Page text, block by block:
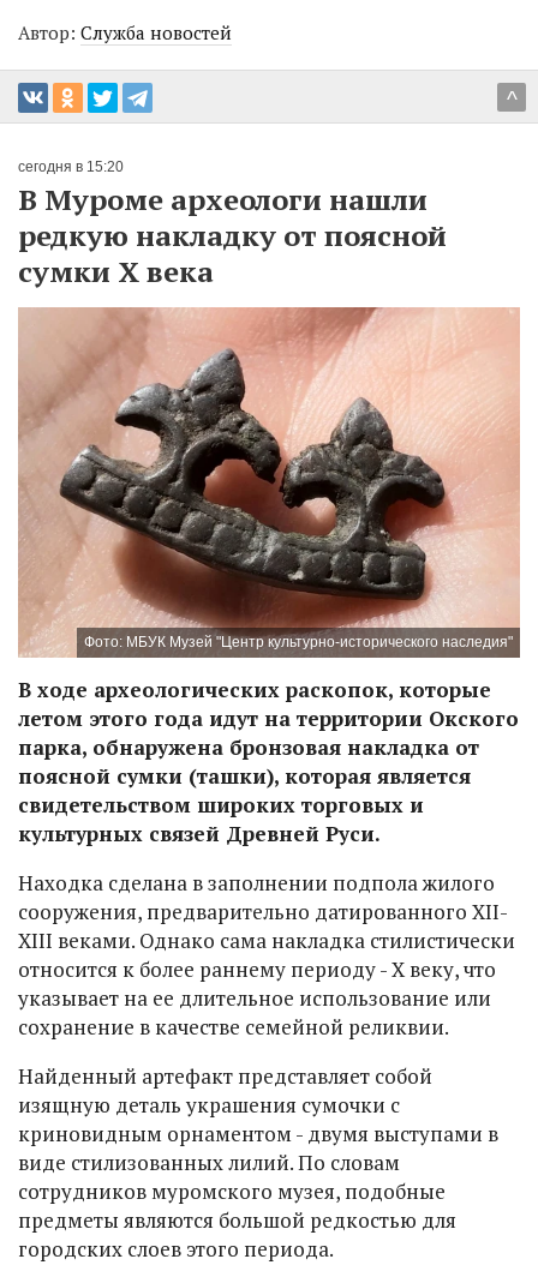
Автор: Служба новостей
^
сегодня в 15:20
В Муроме археологи нашли
редкую накладку от поясной
сумки X века
Фото: МБУК Музей "Центр культурно-исторического наследия"
В ходе археологических раскопок, которые
летом этого года идут на территории Окского
парка, обнаружена бронзовая накладка от
поясной сумки (ташки), которая является
свидетельством широких торговых и
культурных связей Древней Руси.
Находка сделана в заполнении подпола жилого
сооружения, предварительно датированного XII-
XIII веками. Однако сама накладка стилистически
относится к более раннему периоду - X веку, что
указывает на ее длительное использование или
сохранение в качестве семейной реликвии.
Найденный артефакт представляет собой
изящную деталь украшения сумочки с
криновидным орнаментом - двумя выступами в
виде стилизованных лилий. По словам
сотрудников муромского музея, подобные
предметы являются большой редкостью для
городских слоев этого периода.